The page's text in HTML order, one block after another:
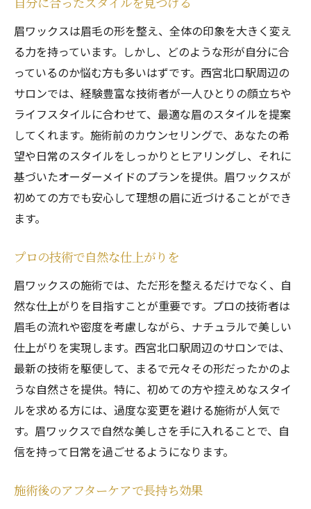
自分に合ったスタイルを見つける
眉ワックスは眉毛の形を整え、全体の印象を大きく変え
る力を持っています。しかし、どのような形が自分に合
っているのか悩む方も多いはずです。西宮北口駅周辺の
サロンでは、経験豊富な技術者が一人ひとりの顔立ちや
ライフスタイルに合わせて、最適な眉のスタイルを提案
してくれます。施術前のカウンセリングで、あなたの希
望や日常のスタイルをしっかりとヒアリングし、それに
基づいたオーダーメイドのプランを提供。眉ワックスが
初めての方でも安心して理想の眉に近づけることができ
ます。
プロの技術で自然な仕上がりを
眉ワックスの施術では、ただ形を整えるだけでなく、自
然な仕上がりを目指すことが重要です。プロの技術者は
眉毛の流れや密度を考慮しながら、ナチュラルで美しい
仕上がりを実現します。西宮北口駅周辺のサロンでは、
最新の技術を駆使して、まるで元々その形だったかのよ
うな自然さを提供。特に、初めての方や控えめなスタイ
ルを求める方には、過度な変更を避ける施術が人気で
す。眉ワックスで自然な美しさを手に入れることで、自
信を持って日常を過ごせるようになります。
施術後のアフターケアで長持ち効果